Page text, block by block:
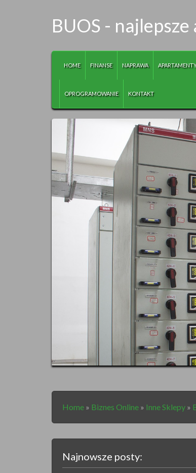
BUOS -
HOME FINANSE NAPRAWA
OPROGRAMOWANIE KONTAKT
Home » Biznes Online » Inne Sklepy »
Najnowsze posty: